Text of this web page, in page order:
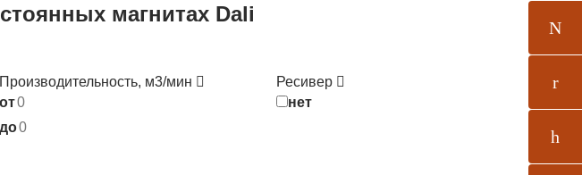
магнитах Dali
Производительность, м3/мин
от
до
Ресивер
нет